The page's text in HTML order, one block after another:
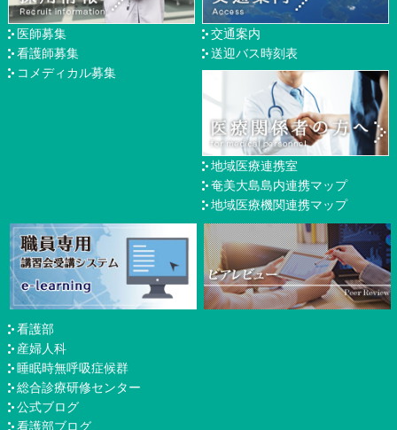
医師募集
看護師募集
コメディカル募集
交通案内
送迎バス時刻表
地域医療連携室
奄美大島島内連携マップ
地域医療機関連携マップ
看護部
産婦人科
睡眠時無呼吸症候群
総合診療研修センター
公式ブログ
看護部ブログ